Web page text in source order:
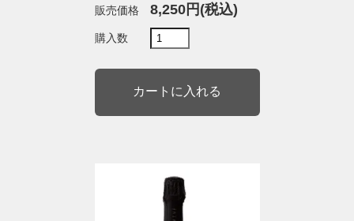
販売価格 8,250円(税込)
購入数